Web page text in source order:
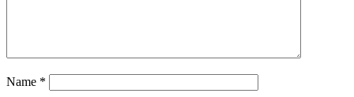
Name *